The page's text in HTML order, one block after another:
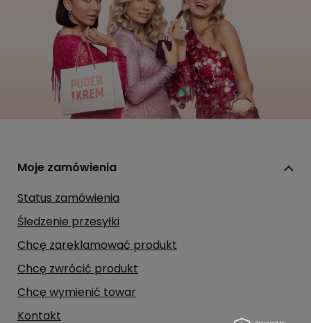
Moje zamówienia
Status zamówienia
Śledzenie przesyłki
Chcę zareklamować produkt
Chcę zwrócić produkt
Chcę wymienić towar
Kontakt